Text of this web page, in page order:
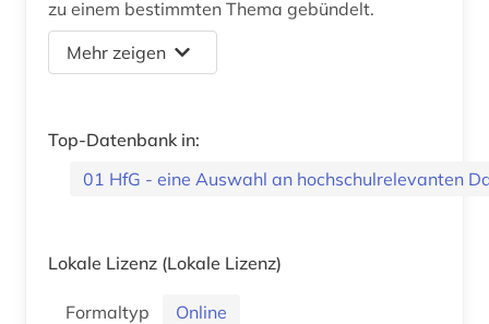
zu einem bestimmten Thema gebündelt.
Mehr zeigen
Top-Datenbank in:
01 HfG - eine Auswahl an hochschulrelevanten
Lokale Lizenz (Lokale Lizenz)
Formaltyp
Online